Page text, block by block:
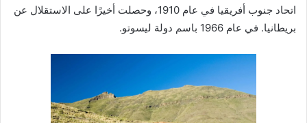
اتحاد جنوب أفريقيا في عام 1910، وحصلت أخيرًا على الاستقلال عن
بريطانيا. في عام 1966 باسم دولة ليسوتو.